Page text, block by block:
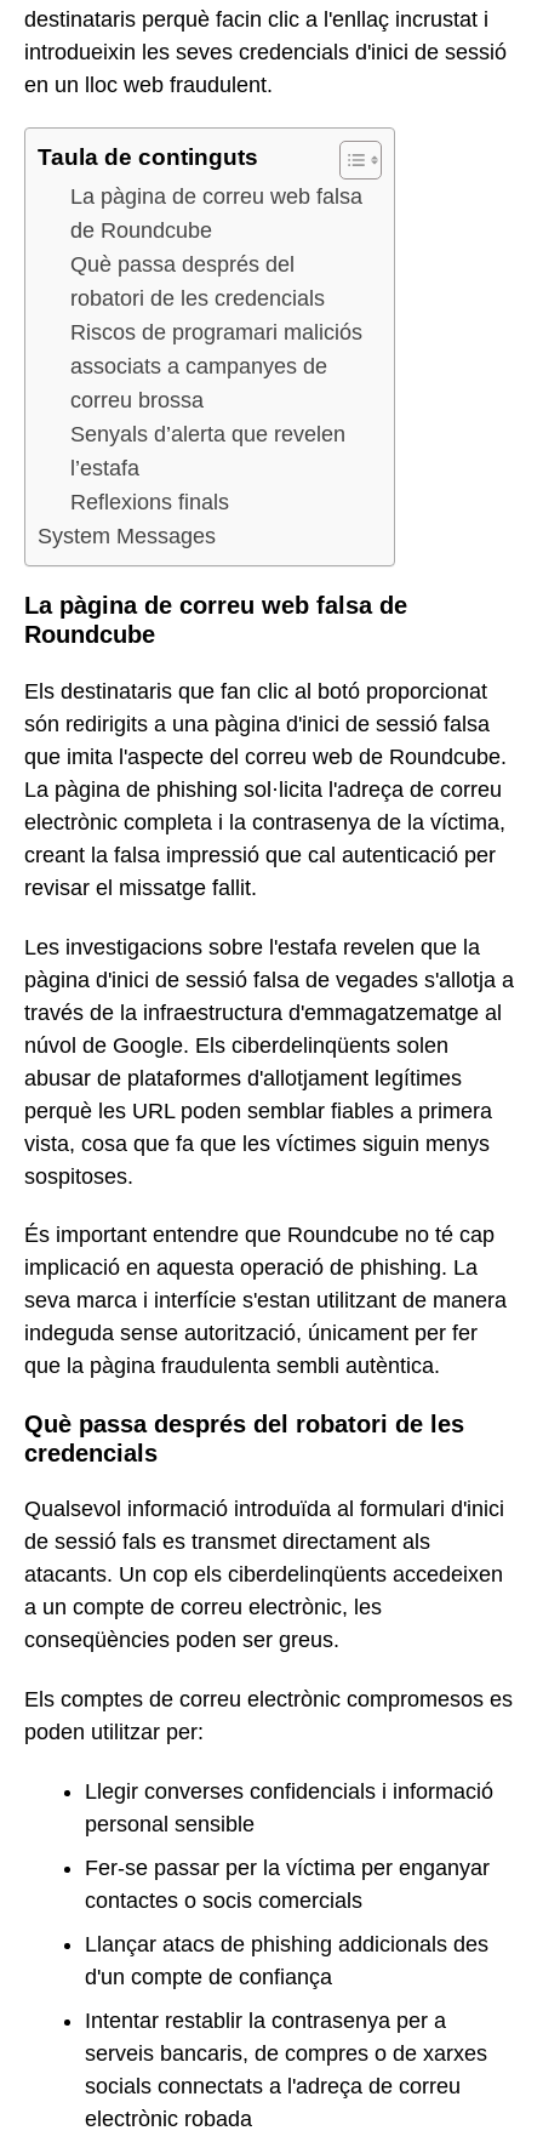
destinataris perquè facin clic a l'enllaç incrustat i
introdueixin les seves credencials d'inici de sessió
en un lloc web fraudulent.
Taula de continguts
La pàgina de correu web falsa
de Roundcube
Què passa després del
robatori de les credencials
Riscos de programari maliciós
associats a campanyes de
correu brossa
Senyals d’alerta que revelen
l’estafa
Reflexions finals
System Messages
La pàgina de correu web falsa de
Roundcube
Els destinataris que fan clic al botó proporcionat
són redirigits a una pàgina d'inici de sessió falsa
que imita l'aspecte del correu web de Roundcube.
La pàgina de phishing sol·licita l'adreça de correu
electrònic completa i la contrasenya de la víctima,
creant la falsa impressió que cal autenticació per
revisar el missatge fallit.
Les investigacions sobre l'estafa revelen que la
pàgina d'inici de sessió falsa de vegades s'allotja a
través de la infraestructura d'emmagatzematge al
núvol de Google. Els ciberdelinqüents solen
abusar de plataformes d'allotjament legítimes
perquè les URL poden semblar fiables a primera
vista, cosa que fa que les víctimes siguin menys
sospitoses.
És important entendre que Roundcube no té cap
implicació en aquesta operació de phishing. La
seva marca i interfície s'estan utilitzant de manera
indeguda sense autorització, únicament per fer
que la pàgina fraudulenta sembli autèntica.
Què passa després del robatori de les
credencials
Qualsevol informació introduïda al formulari d'inici
de sessió fals es transmet directament als
atacants. Un cop els ciberdelinqüents accedeixen
a un compte de correu electrònic, les
conseqüències poden ser greus.
Els comptes de correu electrònic compromesos es
poden utilitzar per:
Llegir converses confidencials i informació
personal sensible
Fer-se passar per la víctima per enganyar
contactes o socis comercials
Llançar atacs de phishing addicionals des
d'un compte de confiança
Intentar restablir la contrasenya per a
serveis bancaris, de compres o de xarxes
socials connectats a l'adreça de correu
electrònic robada